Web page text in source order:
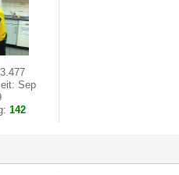
Sep
142